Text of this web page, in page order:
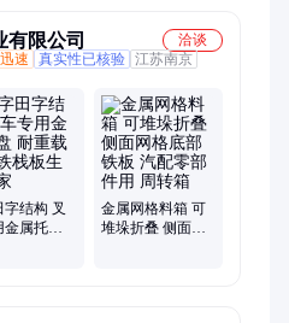
有限公司
洽谈
速 真实性已核验 江苏南京
字结构 叉
金属托盘
金属网格料箱 可
堆垛折叠 侧面网